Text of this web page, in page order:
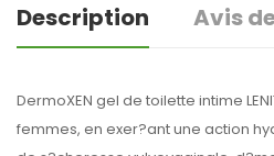
Description Avis
DermoXEN gel de toilette intime
femmes, en exer?ant une action